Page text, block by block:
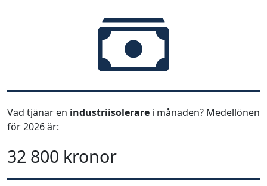
Vad tjänar en industriisolerare i månaden? Medellönen
för 2026 är:
32 800 kronor